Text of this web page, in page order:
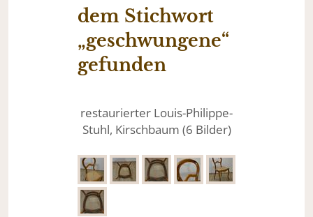
dem Stichwort
„geschwungene“
gefunden
restaurierter Louis-Philippe-
Stuhl, Kirschbaum (6 Bilder)